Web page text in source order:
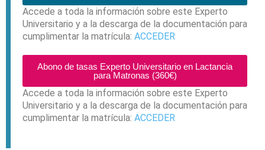
Accede a toda la información sobre este Experto
Universitario y a la descarga de la documentación para
cumplimentar la matrícula: ACCEDER
Abono de tasas Experto Universitario en Lactancia
para Matronas (360€)
Accede a toda la información sobre este Experto
Universitario y a la descarga de la documentación para
cumplimentar la matrícula: ACCEDER